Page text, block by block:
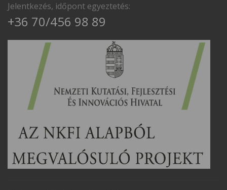
Jelentkezés, időpont egyeztetés:
+36 70/456 98 89